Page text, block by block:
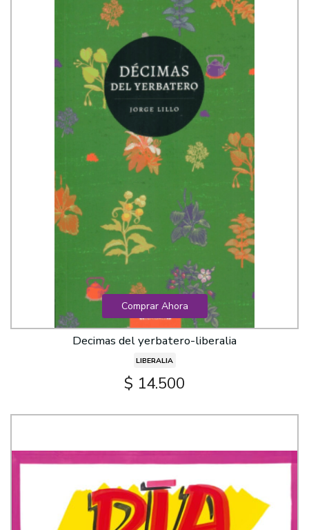
Comprar Ahora
Decimas del yerbatero-liberalia
LIBERALIA
$ 14.500